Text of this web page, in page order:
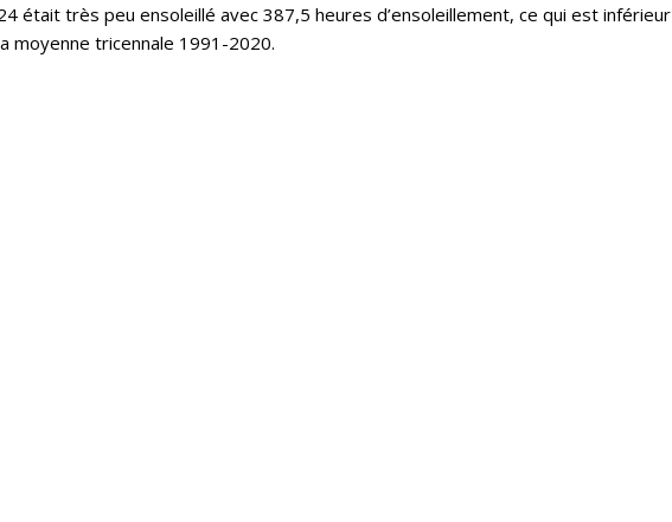
était très peu ensoleillé avec 387,5 heures d’ensoleillement, ce qui est inférieur
moyenne tricennale 1991-2020.